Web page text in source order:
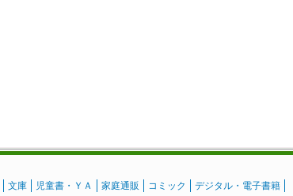
文庫 児童書・ＹＡ 家庭通販 コミック デジタル・電子書籍